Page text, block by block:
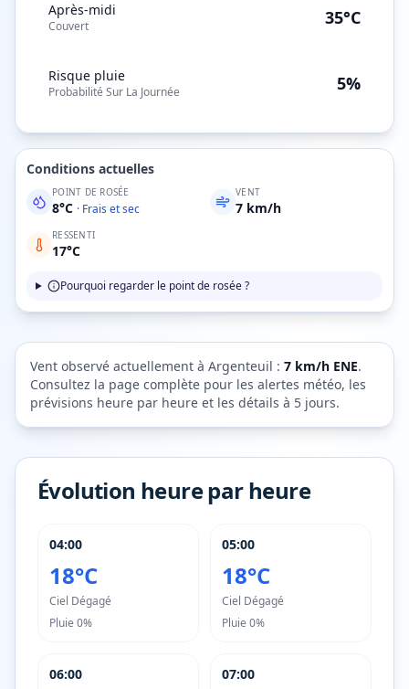
Après-midi
Couvert 35°C
Risque pluie
Probabilité Sur La Journée 5%
Conditions actuelles
POINT DE ROSÉE
8°C · Frais et sec
VENT
7 km/h
RESSENTI
17°C
Pourquoi regarder le point de rosée ?
Vent observé actuellement à Argenteuil : 7 km/h ENE.
Consultez la page complète pour les alertes météo, les
prévisions heure par heure et les détails à 5 jours.
Évolution heure par heure
04:00
18°C
Ciel Dégagé
Pluie 0%
05:00
18°C
Ciel Dégagé
Pluie 0%
06:00 07:00